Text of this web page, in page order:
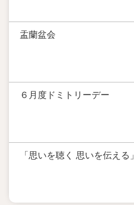
盂蘭盆会
６月度ドミトリーデー
「思いを聴く 思いを伝える」